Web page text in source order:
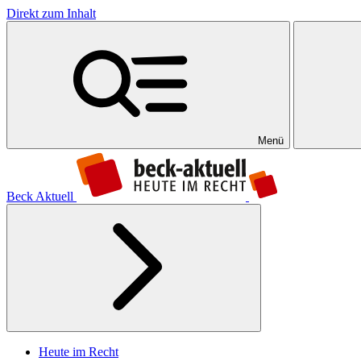
Direkt zum Inhalt
Menü
Beck Aktuell
Heute im Recht